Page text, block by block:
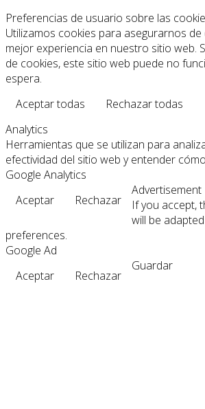
Preferencias de usuario sobre las
Utilizamos cookies para asegurarnos
mejor experiencia en nuestro sitio web.
de cookies, este sitio web puede no
espera.
Aceptar todas
Rechazar todas
Analytics
Herramientas que se utilizan para
efectividad del sitio web y entender
Google Analytics
Aceptar
Rechazar
Advertisement
If you accept,
will be
preferences.
Google Ad
Aceptar
Rechazar
Guardar